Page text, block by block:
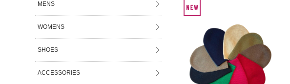
MENS
WOMENS
SHOES
ACCESSORIES